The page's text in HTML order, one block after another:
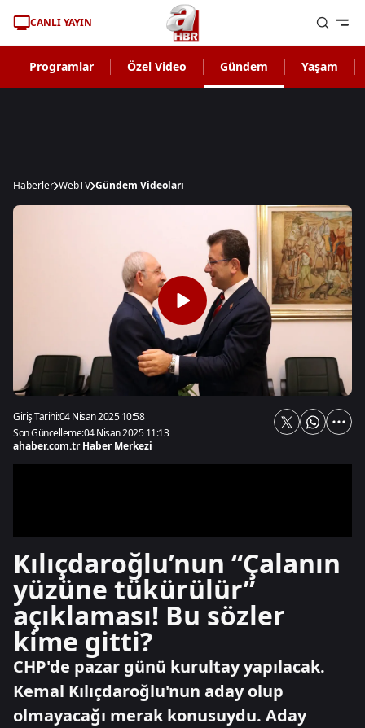
CANLI YAYIN
Programlar Özel Video Gündem Yaşam
Haberler WebTV Gündem Videoları
Giriş Tarihi:04 Nisan 2025 10:58
Son Güncelleme:04 Nisan 2025 11:13
ahaber.com.tr Haber Merkezi
Kılıçdaroğlu’nun “Çalanın
yüzüne tükürülür”
açıklaması! Bu sözler
kime gitti?
CHP'de pazar günü kurultay yapılacak.
Kemal Kılıçdaroğlu'nun aday olup
olmayacağı merak konusuydu. Aday